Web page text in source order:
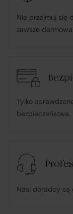
Nie przejmuj się
zawsze darmowa!
Tylko
bezpieczeństwa.
Nasi doradcy są
działa w
udzielonego
pośredniczy w
ponosi
umową
, w tym
konsumenta;